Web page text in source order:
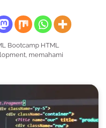
Bootcamp HTML
memahami